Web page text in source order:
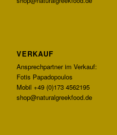
VERKAUF
Ansprechpartner im Verkauf:
Fotis Papadopoulos
Mobil +49 (0)173 4562195
shop@naturalgreekfood.de